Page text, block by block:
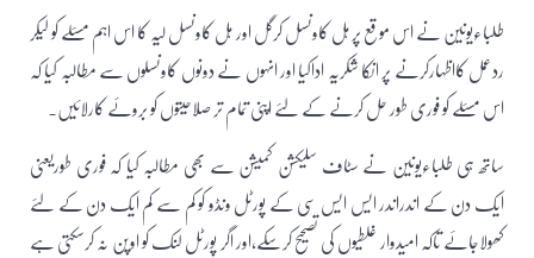
طلباءیونین نے اس موقع پر ہل کاونسل کرگل اور ہل کاونسل لیہ کا اس اہم مسئلے کو لیکر
ردعمل کااظہارکرنے پر انکا شکریہ اداکیا اور انہوں نے دونوں کاونسلوں سے مطالبہ کیا کہ
اس مسئلے کو فوری طور حل کرنے کے لئے اپنی تمام تر صلاحیتوں کو بروئے کارلائیں۔
ساتھ ہی طلباءیونین نے سٹاف سلیکشن کمیشن سے بھی مطالبہ کیا کہ فوری طوریعنی
ایک دن کے اندراندر ایس ایس سی کے پورٹل ونڈو کو کم سے کم ایک دن کے لئے
کھولاجائے تاکہ امیدوار غلطیوں کی تصحیح کرسکے،اور اگر پورٹل لنک کو اوپن نہ کرسکتی ہے